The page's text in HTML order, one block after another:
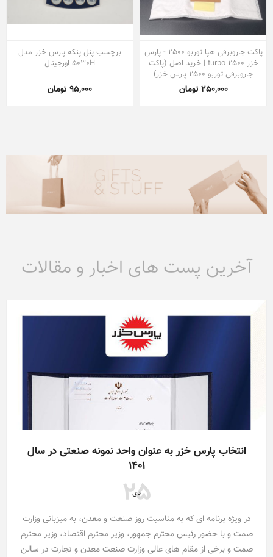
پاکت جاروبرقی هپا توربو 2500 - پارس
خزر turbo 2500 | خرید اصل (پاکت
جاروبرقی توربو 2500 پارس خزر)
250,000 تومان
برچسب پنل پنکه پارس خزر مدل
5030H اورجینال
95,000 تومان
آخرین پست های اخبار و مقالات
انتخاب پارس خزر به عنوان واحد نمونه صنعتی در سال
۱۴۰۱
25
دی
در ویژه برنامه ای که به مناسبت روز صنعت و معدن، به میزبانی وزارت
صمت و با حضور رئیس محترم جمهور، وزیر محترم اقتصاد، وزیر محترم
صمت و برخی از مقام های عالی وزارت صنعت معدن و تجارت در سالن